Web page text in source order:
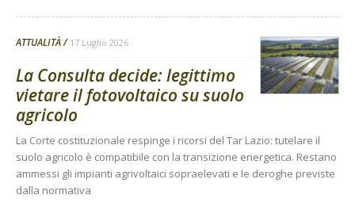
ATTUALITÀ 17 Luglio 2026
La Consulta decide: legittimo
vietare il fotovoltaico su suolo
agricolo
La Corte costituzionale respinge i ricorsi del Tar Lazio: tutelare il
suolo agricolo è compatibile con la transizione energetica. Restano
ammessi gli impianti agrivoltaici sopraelevati e le deroghe previste
dalla normativa